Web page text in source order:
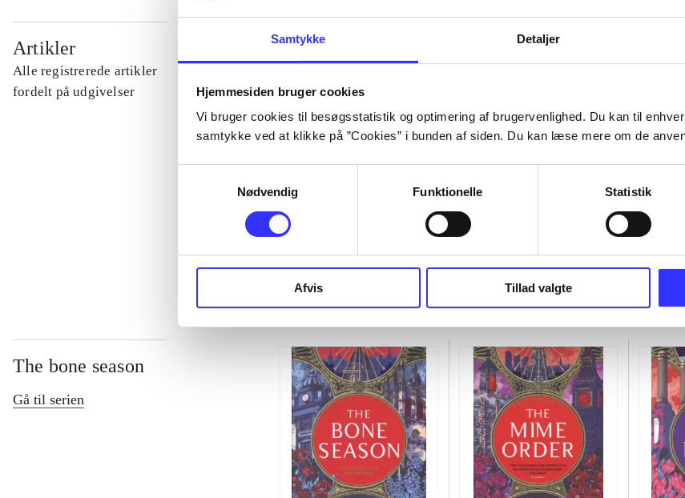
Samtykke Detaljer
Hjemmesiden bruger cookies
Vi bruger cookies til besøgsstatistik og optimering af brugervenlighed. Du kan til
samtykke ved at klikke på ”Cookies” i bunden af siden. Du kan læse mere om de
Nødvendig
Funktionelle Statistik
Afvis Tillad valgte
Artikler
Alle registrerede artikler
fordelt på udgivelser
...
...
...
...
The bone season
Gå til serien